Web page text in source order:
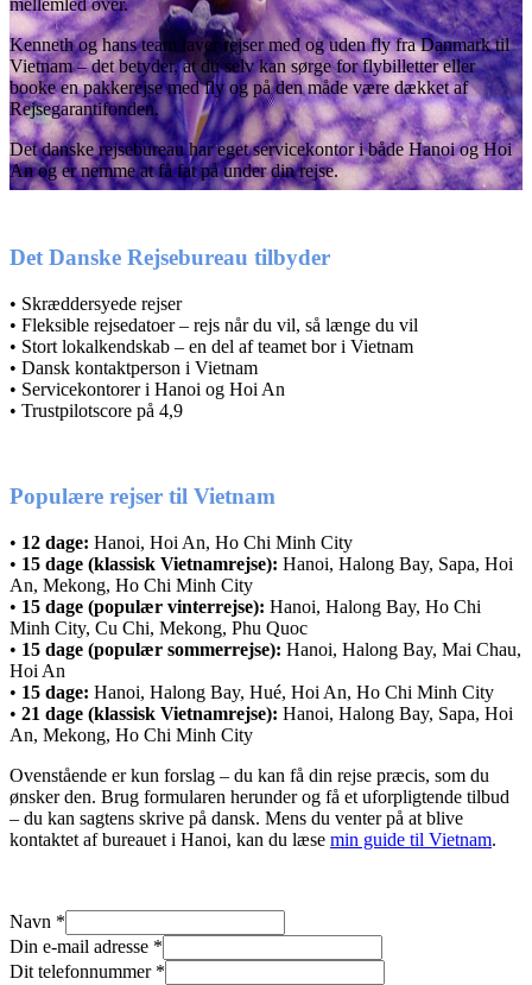
mellemled over.
Kenneth og hans team laver rejser med og uden fly fra Danmark til
Vietnam – det betyder, at du selv kan sørge for flybilletter eller
booke en pakkerejse med fly og på den måde være dækket af
Rejsegarantifonden.
Det danske rejsebureau har eget servicekontor i både Hanoi og Hoi
An og er nemme at få fat på under din rejse.
Det Danske Rejsebureau tilbyder
• Skræddersyede rejser
• Fleksible rejsedatoer – rejs når du vil, så længe du vil
• Stort lokalkendskab – en del af teamet bor i Vietnam
• Dansk kontaktperson i Vietnam
• Servicekontorer i Hanoi og Hoi An
• Trustpilotscore på 4,9
Populære rejser til Vietnam
• 12 dage: Hanoi, Hoi An, Ho Chi Minh City
• 15 dage (klassisk Vietnamrejse): Hanoi, Halong Bay, Sapa, Hoi
An, Mekong, Ho Chi Minh City
• 15 dage (populær vinterrejse): Hanoi, Halong Bay, Ho Chi
Minh City, Cu Chi, Mekong, Phu Quoc
• 15 dage (populær sommerrejse): Hanoi, Halong Bay, Mai Chau,
Hoi An
• 15 dage: Hanoi, Halong Bay, Hué, Hoi An, Ho Chi Minh City
• 21 dage (klassisk Vietnamrejse): Hanoi, Halong Bay, Sapa, Hoi
An, Mekong, Ho Chi Minh City
Ovenstående er kun forslag – du kan få din rejse præcis, som du
ønsker den. Brug formularen herunder og få et uforpligtende tilbud
– du kan sagtens skrive på dansk. Mens du venter på at blive
kontaktet af bureauet i Hanoi, kan du læse min guide til Vietnam.
Navn *
Din e-mail adresse *
Dit telefonnummer *